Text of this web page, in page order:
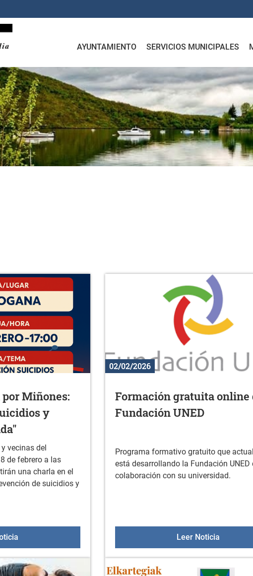
AYUNTAMIENTO SERVICIOS MUNICIPALES
Miñones:
y
vecinas del
de febrero a las
una charla en el
de suicidios y
Charla impartida por Miñones: "Prevención de suicidios y soledad
02/02/2026
Formación gratuita online
Fundación UNED
Programa formativo gratuito que
está desarrollando la Fundación UNED
colaboración con su universidad.
Leer Noticia